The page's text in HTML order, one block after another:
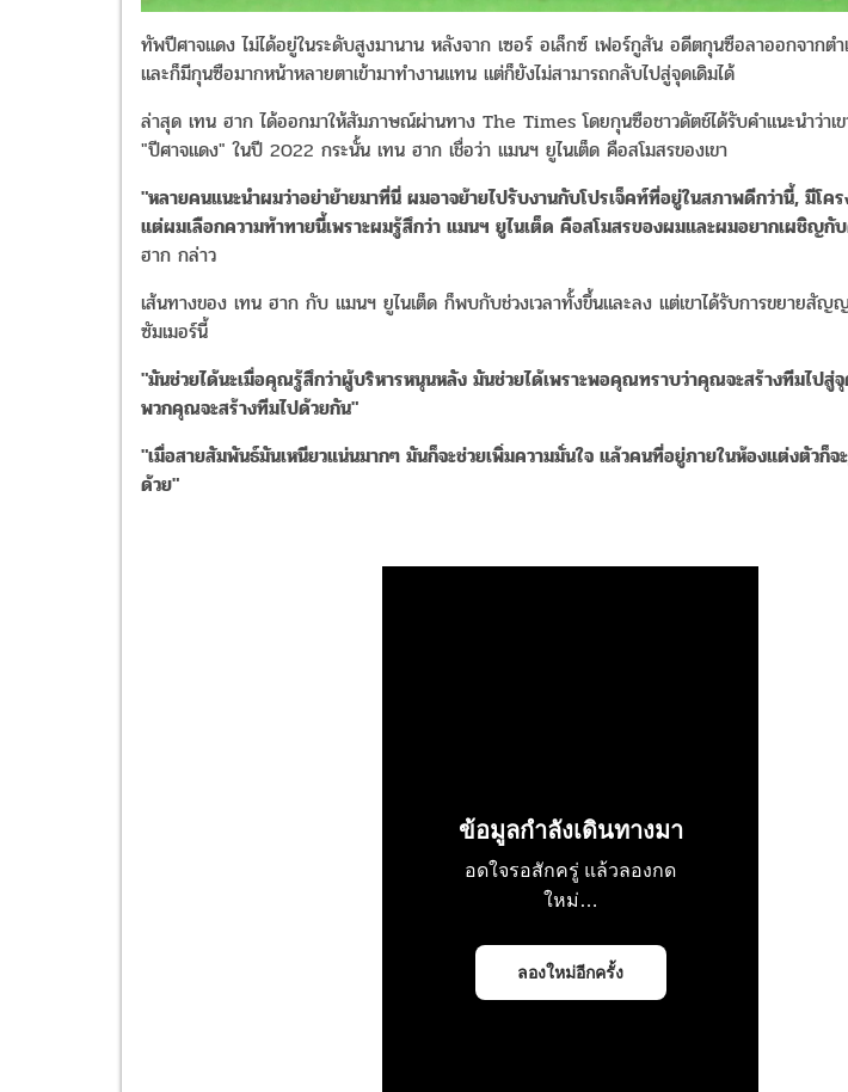
ทัพปีศาจแดง ไม่ได้อยู่ในระดับสูงมานาน หลังจาก เซอร์ อเล็กซ์ เฟอร์กูสัน อดีตกุนซือลาออกจากต
และก็มีกุนซือมากหน้าหลายตาเข้ามาทำงานแทน แต่ก็ยังไม่สามารถกลับไปสู่จุดเดิมได้
ล่าสุด เทน ฮาก ได้ออกมาให้สัมภาษณ์ผ่านทาง The Times โดยกุนซือชาวดัตช์ได้รับคำแนะนำว่าเข
"ปีศาจแดง" ในปี 2022 กระนั้น เทน ฮาก เชื่อว่า แมนฯ ยูไนเต็ด คือสโมสรของเขา
"หลายคนแนะนำผมว่าอย่าย้ายมาที่นี่ ผมอาจย้ายไปรับงานกับโปรเจ็คท์ที่อยู่ในสภาพดีกว่านี้, มีโค
แต่ผมเลือกความท้าทายนี้เพราะผมรู้สึกว่า แมนฯ ยูไนเต็ด คือสโมสรของผมและผมอยากเผชิญกั
ฮาก กล่าว
เส้นทางของ เทน ฮาก กับ แมนฯ ยูไนเต็ด ก็พบกับช่วงเวลาทั้งขึ้นและลง แต่เขาได้รับการขยายสั
ซัมเมอร์นี้
"มันช่วยได้นะเมื่อคุณรู้สึกว่าผู้บริหารหนุนหลัง มันช่วยได้เพราะพอคุณทราบว่าคุณจะสร้างทีมไปสู่
พวกคุณจะสร้างทีมไปด้วยกัน"
"เมื่อสายสัมพันธ์มันเหนียวแน่นมากๆ มันก็จะช่วยเพิ่มความมั่นใจ แล้วคนที่อยู่ภายในห้องแต่งตัวก็จ
ด้วย"